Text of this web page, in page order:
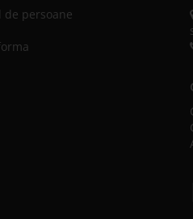
persoane